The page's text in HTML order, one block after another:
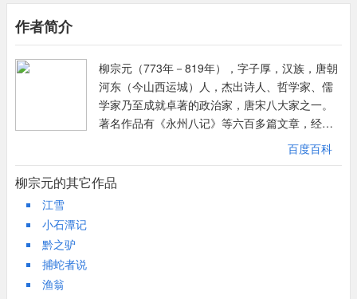
《觉衰》诗的“快”，首先表现在对衰老的态度上。面对提前来临的
衰老，他不再是悲悲切切，嗟叹不已，而是显得超脱旷达。这种态
度表现在诗的一、二层中。诗的第一层写“衰至”的感受。衰老虽然
不期而至，而且来势凶猛。四十岁左右正值盛年的柳宗元，已经
是“齿疏发就种，奔走力不任”，显出了十足的老态龙钟之状。诗的
开头，可谓是曲尽老态。留下一个应该怎样面对过早到来的“衰”的
问题。诗的第二层，是写对“衰至”的认识和理解。笔势一转，陡然
生力，表现了诗人的独特见识。他以穿越古今、看透人生的目光，
找到了面对衰老的最好的方法——潇洒和超脱。诗中写道：“彭聃
安在哉？周孔亦已沉。古称寿圣人，曾不留至今。”古代的寿者如
彭祖、老聃，早已消失于人世间了。人人称颂的周公、孔子，也是
在时间的长河中归于寂静了。无论是长寿者，还是圣贤者，都无法
逃避必死的自然法则。这是一段非常富有哲理的议论。诗人把寿
者、圣者同普通人等量齐观，一切的人在衰老和死亡面前，都是公
平无私的。因此，大可不必为功名利禄而患得患失，耿耿于怀，也
作者简介
柳宗元（773年－819年），字子厚，汉族，唐朝
河东（今山西运城）人，杰出诗人、哲学家、儒
学家乃至成就卓著的政治家，唐宋八大家之一。
著名作品有《永州八记》等六百多篇文章，经后
人辑为三十卷，名为《柳河东集》。因为他是河
东人，人称柳河东，又因终于柳州刺史任上，又
称柳柳州。柳宗元与韩愈同为中唐古文运动的领
百度百科
柳宗元的其它作品
江雪
小石潭记
黔之驴
捕蛇者说
渔翁